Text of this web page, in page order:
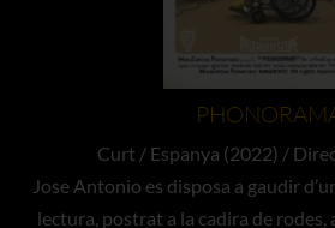
Curt / Espanya (2022) /
Jose Antonio es disposa a gaudir
lectura, postrat a la cadira de rodes,